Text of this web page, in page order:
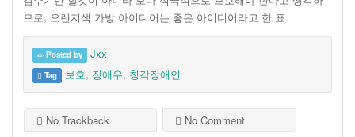
므로, 오렌지색 가방 아이디어는 좋은 아이디어라고 한 표.
Posted by Jxx
Tag 보호, 장애우, 청각장애인
No Trackback No Comment